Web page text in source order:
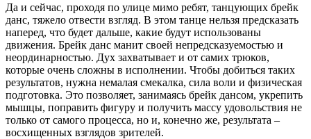
Да и сейчас, проходя по улице мимо ребят, танцующих брейк
данс, тяжело отвести взгляд. В этом танце нельзя предсказать
наперед, что будет дальше, какие будут использованы
движения. Брейк данс манит своей непредсказуемостью и
неординарностью. Дух захватывает и от самих трюков,
которые очень сложны в исполнении. Чтобы добиться таких
результатов, нужна немалая смекалка, сила воли и физическая
подготовка. Это позволяет, занимаясь брейк дансом, укрепить
мышцы, поправить фигуру и получить массу удовольствия не
только от самого процесса, но и, конечно же, результата –
восхищенных взглядов зрителей.